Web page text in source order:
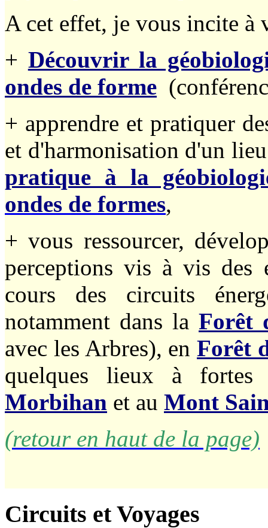
A cet effet, je vous incite à
+ Découvrir la
ondes de forme
+ apprendre et pratiquer
et d'harmonisation d'un
pratique à la
ondes de formes,
+ vous ressourcer,
perceptions vis à vis des
cours des circuits
notamment dans la Forêt
avec les Arbres), en Forêt
quelques lieux à
Morbihan et au Mont
(retour en haut de la page)
Circuits et Voyages